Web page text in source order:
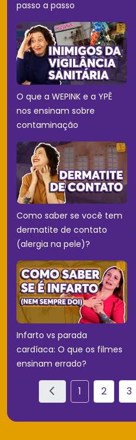
passo a passo
O que a WEPINK e a YPÊ
nos ensinam sobre
contaminação
Como saber se você tem
dermatite de contato
(alergia na pele)?
Infarto vs parada
cardíaca: O que os filmes
ensinam errado?
1 2 3